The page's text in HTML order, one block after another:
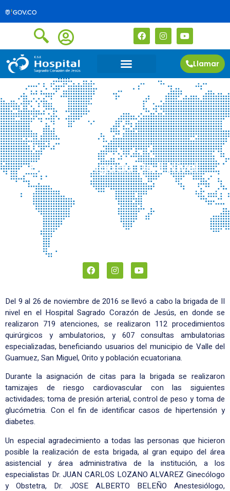
Llamar
Finaliza Brigada De II Nivel
Del 9 al 26 de noviembre de 2016 se llevó a cabo la brigada de II
nivel en el Hospital Sagrado Corazón de Jesús, en donde se
realizaron 719 atenciones, se realizaron 112 procedimientos
quirúrgicos y ambulatorios, y 607 consultas ambulatorias
especializadas, beneficiando usuarios del municipio de Valle del
Guamuez, San Miguel, Orito y población ecuatoriana.
Durante la asignación de citas para la brigada se realizaron
tamizajes de riesgo cardiovascular con las siguientes
actividades; toma de presión arterial, control de peso y toma de
glucómetria. Con el fin de identificar casos de hipertensión y
diabetes.
Un especial agradecimiento a todas las personas que hicieron
posible la realización de esta brigada, al gran equipo del área
asistencial y área administrativa de la institución, a los
especialistas Dr. JUAN CARLOS LOZANO ALVAREZ Ginecólogo
y Obstetra, Dr. JOSE ALBERTO BELEÑO Anestesiólogo,